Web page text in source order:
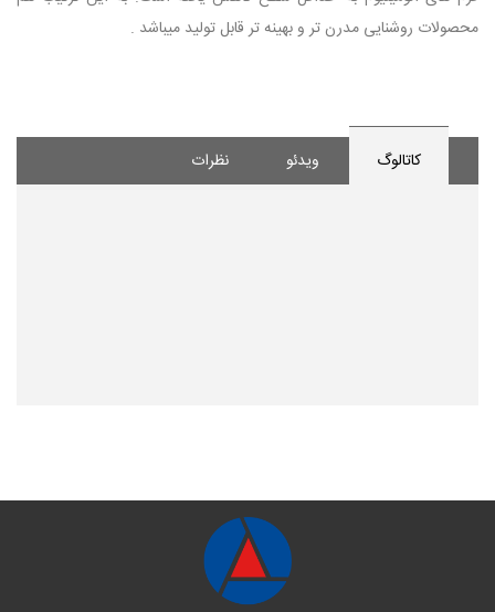
محصولات روشنایی مدرن تر و بهینه تر قابل تولید میباشد .
کاتالوگ ویدئو نظرات